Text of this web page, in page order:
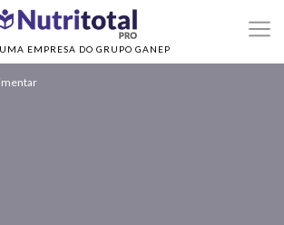
UMA EMPRESA DO GRUPO GANEP